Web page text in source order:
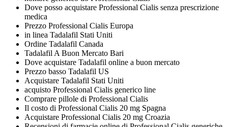
Dove posso acquistare Professional Cialis senza prescrizione
medica
Prezzo Professional Cialis Europa
in linea Tadalafil Stati Uniti
Ordine Tadalafil Canada
Tadalafil A Buon Mercato Bari
Dove acquistare Tadalafil online a buon mercato
Prezzo basso Tadalafil US
Acquistare Tadalafil Stati Uniti
acquisto Professional Cialis generico line
Comprare pillole di Professional Cialis
Il costo di Professional Cialis 20 mg Spagna
Acquistare Professional Cialis 20 mg Croazia